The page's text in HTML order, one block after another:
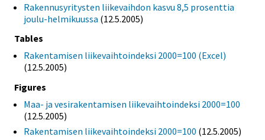
Rakennusyritysten liikevaihdon kasvu 8,5 prosenttia
joulu-helmikuussa (12.5.2005)
Tables
Rakentamisen liikevaihtoindeksi 2000=100 (Excel)
(12.5.2005)
Figures
Maa- ja vesirakentamisen liikevaihtoindeksi 2000=100
(12.5.2005)
Rakentamisen liikevaihtoindeksi 2000=100 (12.5.2005)